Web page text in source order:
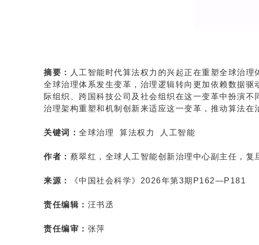
摘要：
人工智能时代算法权力的兴起正在重塑全球治
全球治理体系发生变革，治理逻辑转向更加依赖数据
际组织、跨国科技公司及社会组织在这一变革中扮演
治理架构重塑和机制创新来适应这一变革，推动算法在
关键词： 全球治理 算法权力 人工智能
作者： 蔡翠红，全球人工智能创新治理中心副主任，
来源： 《中国社会科学》2026年第3期P162—P181
责任编辑： 汪书丞
责任编审： 张萍